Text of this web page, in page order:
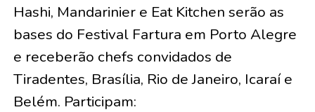
Hashi, Mandarinier e Eat Kitchen serão as
bases do Festival Fartura em Porto Alegre
e receberão chefs convidados de
Tiradentes, Brasília, Rio de Janeiro, Icaraí e
Belém. Participam: